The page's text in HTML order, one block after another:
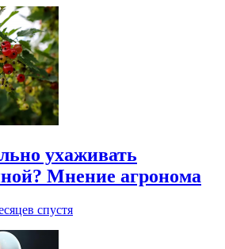
ухаживать
Мнение агронома
спустя